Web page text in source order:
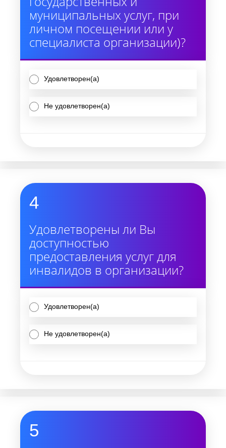
муниципальных услуг, при
личном посещении или у
специалиста организации)?
Удовлетворен(а)
Не удовлетворен(а)
4
Удовлетворены ли Вы
доступностью
предоставления услуг для
инвалидов в организации?
Удовлетворен(а)
Не удовлетворен(а)
5